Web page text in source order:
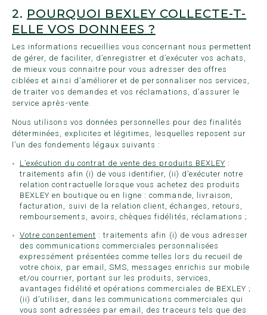
2. POURQUOI BEXLEY COLLECTE-T-
ELLE VOS DONNEES ?
Les informations recueillies vous concernant nous permettent
de gérer, de faciliter, d’enregistrer et d’exécuter vos achats,
de mieux vous connaitre pour vous adresser des offres
ciblées et ainsi d’améliorer et de personnaliser nos services,
de traiter vos demandes et vos réclamations, d’assurer le
service après-vente.
Nous utilisons vos données personnelles pour des finalités
déterminées, explicites et légitimes, lesquelles reposent sur
l’un des fondements légaux suivants :
L’exécution du contrat de vente des produits BEXLEY :
traitements afin (i) de vous identifier, (ii) d’exécuter notre
relation contractuelle lorsque vous achetez des produits
BEXLEY en boutique ou en ligne : commande, livraison,
facturation, suivi de la relation client, échanges, retours,
remboursements, avoirs, chèques fidélités, réclamations ;
Votre consentement : traitements afin (i) de vous adresser
des communications commerciales personnalisées
expressément présentées comme telles lors du recueil de
votre choix, par email, SMS, messages enrichis sur mobile
et/ou courrier, portant sur les produits, services,
avantages fidélité et opérations commerciales de BEXLEY ;
(ii) d’utiliser, dans les communications commerciales qui
vous sont adressées par email, des traceurs tels que des